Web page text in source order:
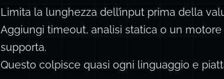
Limita la lunghezza dell’input prima della
Aggiungi timeout, analisi statica o un
supporta.
Questo colpisce quasi ogni linguaggio e